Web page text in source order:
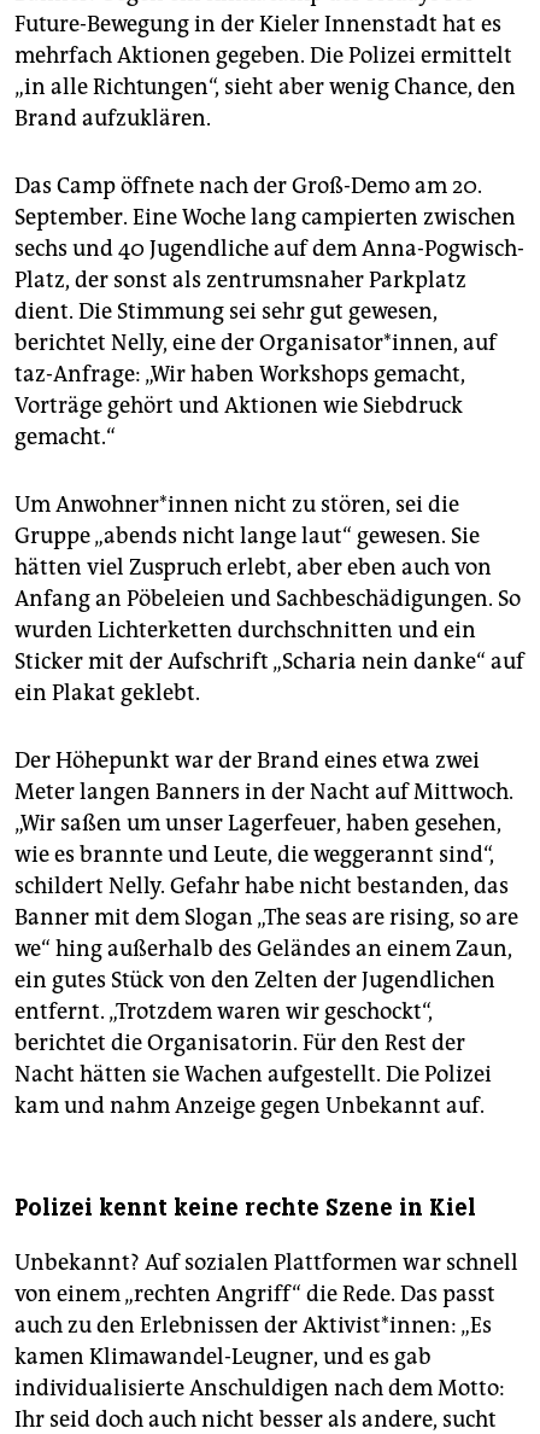
genossenschaft
epaper login
Future-Bewegung in der Kieler Innenstadt hat es
mehrfach Aktionen gegeben. Die Polizei ermittelt
„in alle Richtungen“, sieht aber wenig Chance, den
Brand aufzuklären.
Das Camp öffnete nach der Groß-Demo am 20.
September. Eine Woche lang campierten zwischen
sechs und 40 Jugendliche auf dem Anna-Pogwisch-
Platz, der sonst als zentrumsnaher Parkplatz
dient. Die Stimmung sei sehr gut gewesen,
berichtet Nelly, eine der Organisator*innen, auf
taz-Anfrage: „Wir haben Workshops gemacht,
Vorträge gehört und Aktionen wie Siebdruck
gemacht.“
Um Anwohner*innen nicht zu stören, sei die
Gruppe „abends nicht lange laut“ gewesen. Sie
hätten viel Zuspruch erlebt, aber eben auch von
Anfang an Pöbeleien und Sachbeschädigungen. So
wurden Lichterketten durchschnitten und ein
Sticker mit der Aufschrift „Scharia nein danke“ auf
ein Plakat geklebt.
Der Höhepunkt war der Brand eines etwa zwei
Meter langen Banners in der Nacht auf Mittwoch.
„Wir saßen um unser Lagerfeuer, haben gesehen,
wie es brannte und Leute, die weggerannt sind“,
schildert Nelly. Gefahr habe nicht bestanden, das
Banner mit dem Slogan „The seas are rising, so are
we“ hing außerhalb des Geländes an einem Zaun,
ein gutes Stück von den Zelten der Jugendlichen
entfernt. „Trotzdem waren wir geschockt“,
berichtet die Organisatorin. Für den Rest der
Nacht hätten sie Wachen aufgestellt. Die Polizei
kam und nahm Anzeige gegen Unbekannt auf.
Polizei kennt keine rechte Szene in Kiel
Unbekannt? Auf sozialen Plattformen war schnell
von einem „rechten Angriff“ die Rede. Das passt
auch zu den Erlebnissen der Aktivist*innen: „Es
kamen Klimawandel-Leugner, und es gab
individualisierte Anschuldigen nach dem Motto:
Ihr seid doch auch nicht besser als andere, sucht